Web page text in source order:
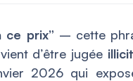
ce prix” – cette
d’être jugée
2026 qui